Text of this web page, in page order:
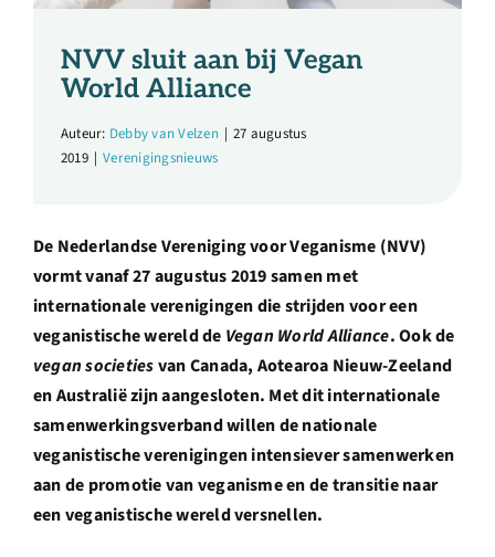
Over ons
Ondernemer
Contact
Shop
English
NVV sluit aan bij Vegan
World Alliance
Auteur: Debby van Velzen | 27 augustus
2019 | Verenigingsnieuws
De Nederlandse Vereniging voor Veganisme (NVV)
vormt vanaf 27 augustus 2019 samen met
internationale verenigingen die strijden voor een
veganistische wereld de Vegan World Alliance. Ook de
vegan societiesvan Canada, Aotearoa Nieuw-Zeeland
en Australië zijn aangesloten. Met dit internationale
samenwerkingsverband willen de nationale
veganistische verenigingen intensiever samenwerken
aan de promotie van veganisme en de transitie naar
een veganistische wereld versnellen.